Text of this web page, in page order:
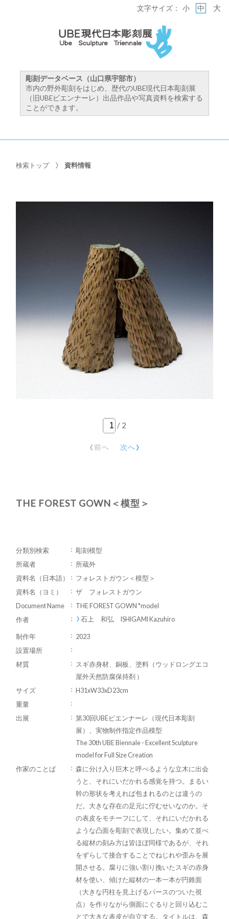
彫刻データベース（山口県宇部市）
市内の野外彫刻をはじめ、歴代のUBE現代日本彫刻展
（旧UBEビエンナーレ）出品作品や写真資料を検索する
ことができます。
文字サイズ： 小 中 大
検索トップ 資料情報
/ 2
‹前へ 次へ›
THE FOREST GOWN＜模型＞
分類別検索
彫刻模型
所蔵者
所蔵外
資料名（日本語）
フォレストガウン＜模型＞
資料名（ヨミ）
ザ フォレストガウン
Document Name
THE FOREST GOWN *model
作者
石上 和弘 ISHIGAMI Kazuhiro
制作年
2023
設置場所
材質
スギ赤身材、銅板、塗料（ウッドロングエコ
屋外天然防腐保持剤 ）
サイズ
H31xW33xD23cm
重量
出展
第30回UBEビエンナーレ（現代日本彫刻
展）、実物制作指定作品模型
The 30th UBE Biennale - Excellent Sculpture
model for Full Size Creation
作家のことば
森に分け入り巨木と呼べるような立木に出会
うと、それにいだかれる感覚を持つ。まるい
幹の形状を考えれば包まれるのとは違うの
だ。大きな存在の足元に佇むせいなのか。そ
の表皮をモチーフにして、それにいだかれる
ような凸面を彫刻で表現したい。集めて並べ
る縦材の刻み方は皆ほぼ同様であるが、それ
をずらして接合することでねじれや歪みを展
開させる。腐りに強い割り挽いたスギの赤身
材を使い、傾けた縦材の一本一本が円錐面
（大きな円柱を見上げるパースのついた視
点）を作りながら側面にぐるりと回り込むこ
とで大きな表皮が自立する。タイトルは、森